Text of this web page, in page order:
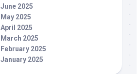
June 2025
May 2025
April 2025
March 2025
February 2025
January 2025